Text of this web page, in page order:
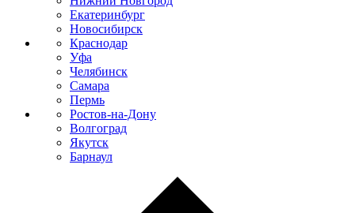
Екатеринбург
Новосибирск
Краснодар
Уфа
Челябинск
Самара
Пермь
Ростов-на-Дону
Волгоград
Якутск
Барнаул